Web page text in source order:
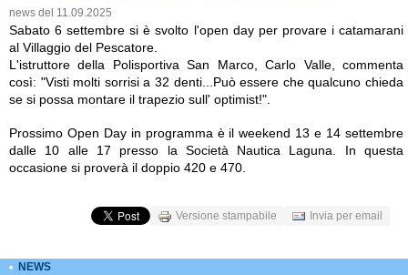
news del 11.09.2025
Sabato 6 settembre si è svolto l'open day per provare i catamarani
al Villaggio del Pescatore.
L'istruttore della Polisportiva San Marco, Carlo Valle, commenta
così: "Visti molti sorrisi a 32 denti...Può essere che qualcuno chieda
se si possa montare il trapezio sull' optimist!".
Prossimo Open Day in programma è il weekend 13 e 14 settembre
dalle 10 alle 17 presso la Società Nautica Laguna. In questa
occasione si proverà il doppio 420 e 470.
Versione stampabile Invia per email
NEWS